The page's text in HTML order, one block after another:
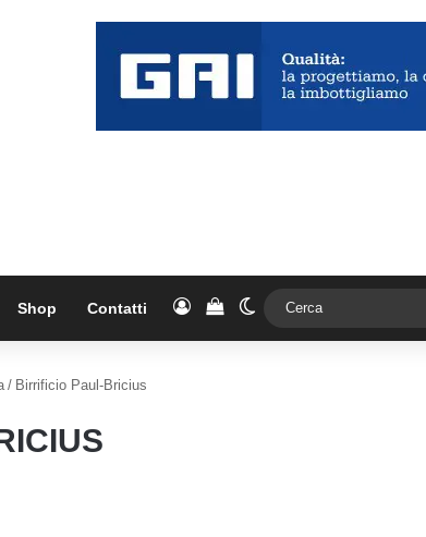
Shop Contatti AccediVedi il carrello
Cambia aspetto
/ Birrificio Paul-Bricius